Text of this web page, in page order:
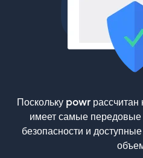
Поскольку powr
имеет самые
безопасности и